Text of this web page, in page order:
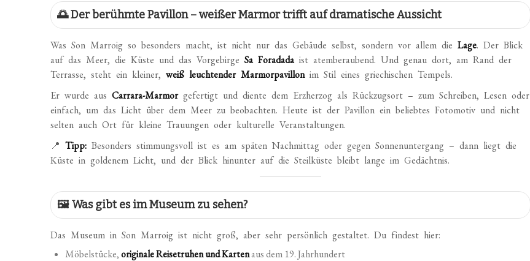
🌅 Der berühmte Pavillon – weißer Marmor trifft auf dramatische Aussicht
Was Son Marroig so besonders macht, ist nicht nur das Gebäude selbst, sondern vor allem dieLage. Der Blick
auf das Meer, die Küste und das VorgebirgeSa Foradadaist atemberaubend. Und genau dort, am Rand der
Terrasse, steht ein kleiner,weiß leuchtender Marmorpavillonim Stil eines griechischen Tempels.
Er wurde ausCarrara-Marmorgefertigt und diente dem Erzherzog als Rückzugsort – zum Schreiben, Lesen oder
einfach, um das Licht über dem Meer zu beobachten. Heute ist der Pavillon ein beliebtes Fotomotiv und nicht
selten auch Ort für kleine Trauungen oder kulturelle Veranstaltungen.
📍Tipp: Besonders stimmungsvoll ist es am späten Nachmittag oder gegen Sonnenuntergang – dann liegt die
Küste in goldenem Licht, und der Blick hinunter auf die Steilküste bleibt lange im Gedächtnis.
🖼️ Was gibt es im Museum zu sehen?
Das Museum in Son Marroig ist nicht groß, aber sehr persönlich gestaltet. Du findest hier:
Möbelstücke,originale Reisetruhen und Kartenaus dem 19. Jahrhundert